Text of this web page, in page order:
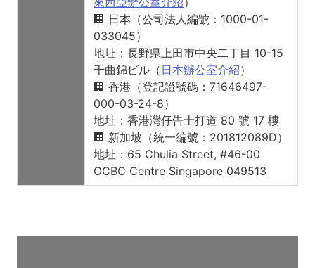
🏢 日本（公司法人編號：1000-01-
033045）
地址：長野県上田市中央二丁目 10-15
千曲錦ビル（ 日本辦公室介紹）
🏢 香港（登記證號碼：71646497-
000-03-24-8）
地址：香港灣仔告士打道 80 號 17 樓
🏢 新加坡（統一編號：201812089D）
地址：65 Chulia Street, #46-00
OCBC Centre Singapore 049513